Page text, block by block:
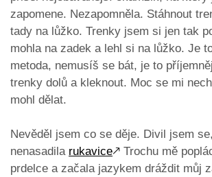
zapomene. Nezapomněla. Stáhnout
tady na lůžko. Trenky jsem si jen tak
mohla na zadek a lehl si na lůžko. Je
metoda, nemusíš se bát, je to
trenky dolů a kleknout. Moc se mi
mohl dělat.
Nevěděl jsem co se děje. Divil jsem
nenasadila rukavice🡕 Trochu mě
prdelce a začala jazykem dráždit můj